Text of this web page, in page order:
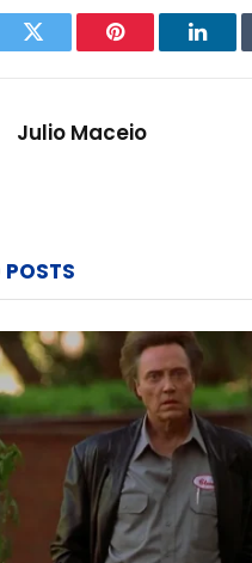
Twitter Pinterest
Julio Maceio
POSTS